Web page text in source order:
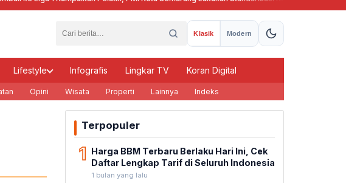
Klasik Modern
Lifestyle Infografis Lingkar TV Koran Digital
Opini Wisata Properti Lainnya Indeks
Terpopuler
1 Harga BBM Terbaru Berlaku Hari Ini, Cek
Daftar Lengkap Tarif di Seluruh Indonesia
1 bulan yang lalu